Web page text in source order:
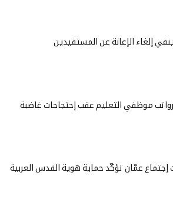
إلغاء الإعانة عن المستفيدين
موظفي التعليم عقب إحتجاجات غاضبة
إجتماع عمّان تؤكّد حماية هوية القدس العربية